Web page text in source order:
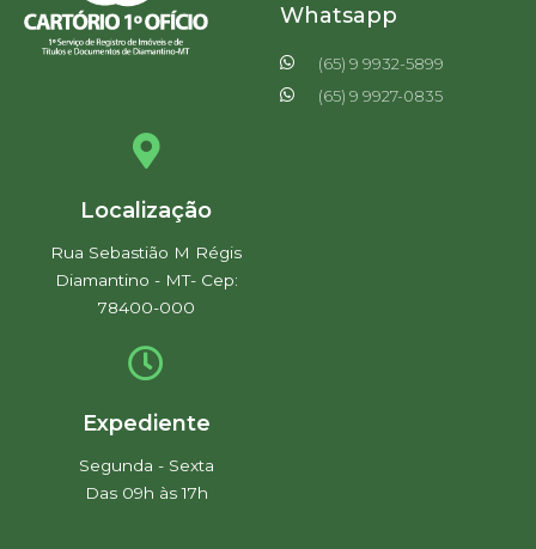
Whatsapp
(65) 9 9932-5899
(65) 9 9927-0835
Localização
Rua Sebastião M Régis
Diamantino - MT- Cep:
78400-000
Expediente
Segunda - Sexta
Das 09h às 17h